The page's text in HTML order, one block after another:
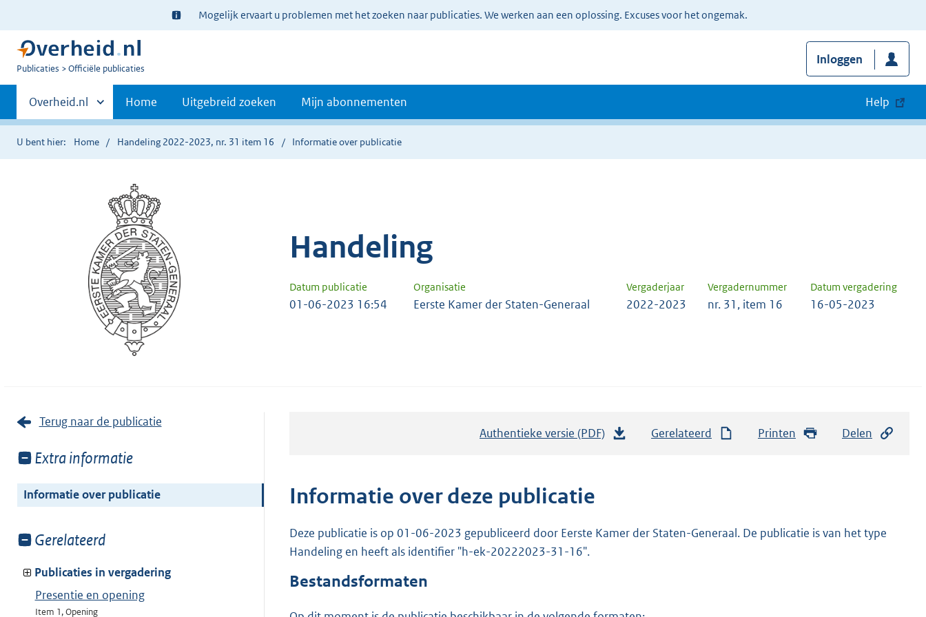
Ter
informatie:
Mogelijk ervaart u problemen met het zoeken naar publicaties. We werken aan een oplossing. Excuses voor het ongemak.
U
Publicaties Officiële publicaties
Inloggen
Primaire
navigatie
Andere
sites
binnen
Overheid.nl Home Uitgebreid zoeken Mijn abonnementen Help
U bent hier: Home Handeling 2022-2023, nr. 31 item 16 Informatie over publicatie
Handeling
Datum publicatie Organisatie Vergaderjaar Vergadernummer Datum vergadering
01-06-2023 16:54 Eerste Kamer der Staten-Generaal 2022-2023 nr. 31, item 16 16-05-2023
Terug naar de publicatie
Toon
van:
Extra informatie
Informatie over publicatie
Toon
van:
Gerelateerd
Publicaties in vergadering
Presentie en opening
Item 1, Opening
Authentieke versie (PDF) Gerelateerd Printen Delen
Informatie over deze publicatie
Deze publicatie is op 01-06-2023 gepubliceerd door Eerste Kamer der Staten-Generaal. De publicatie is van het type
Handeling en heeft als identifier "h-ek-20222023-31-16".
Bestandsformaten